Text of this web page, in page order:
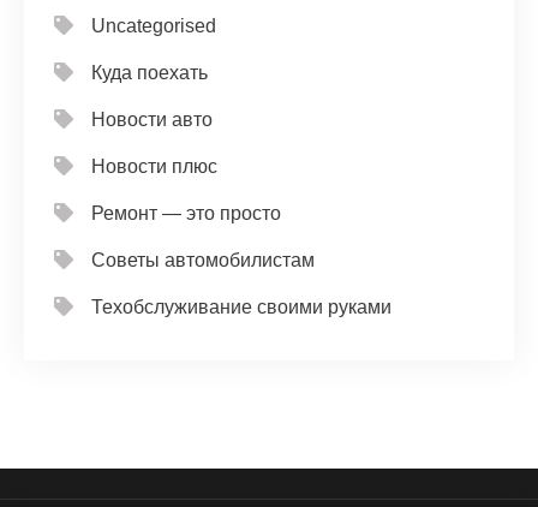
Uncategorised
Куда поехать
Новости авто
Новости плюс
Ремонт — это просто
Советы автомобилистам
Техобслуживание своими руками